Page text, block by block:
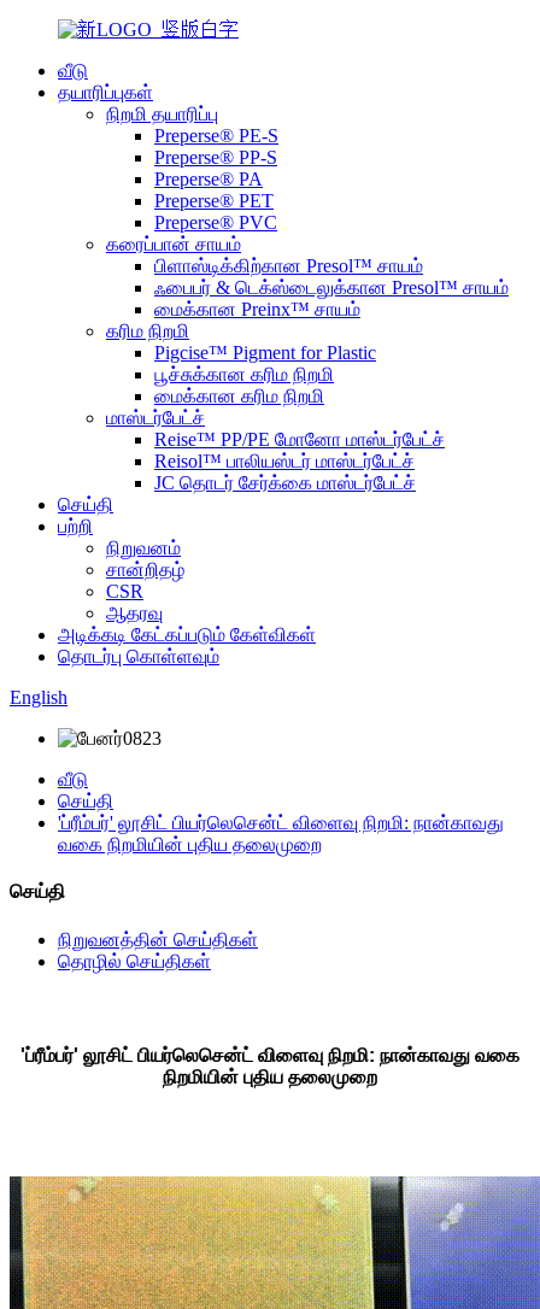
வீடு
தயாரிப்புகள்
நிறமி தயாரிப்பு
Preperse® PE-S
Preperse® PP-S
Preperse® PA
Preperse® PET
Preperse® PVC
கரைப்பான் சாயம்
பிளாஸ்டிக்கிற்கான Presol™ சாயம்
ஃபைபர் & டெக்ஸ்டைலுக்கான Presol™ சாயம்
மைக்கான Preinx™ சாயம்
கரிம நிறமி
Pigcise™ Pigment for Plastic
பூச்சுக்கான கரிம நிறமி
மைக்கான கரிம நிறமி
மாஸ்டர்பேட்ச்
Reise™ PP/PE மோனோ மாஸ்டர்பேட்ச்
Reisol™ பாலியஸ்டர் மாஸ்டர்பேட்ச்
JC தொடர் சேர்க்கை மாஸ்டர்பேட்ச்
செய்தி
பற்றி
நிறுவனம்
சான்றிதழ்
CSR
ஆதரவு
அடிக்கடி கேட்கப்படும் கேள்விகள்
தொடர்பு கொள்ளவும்
English
வீடு
செய்தி
'ப்ரீம்பர்' லூசிட் பியர்லெசென்ட் விளைவு நிறமி: நான்காவது
வகை நிறமியின் புதிய தலைமுறை
செய்தி
நிறுவனத்தின் செய்திகள்
தொழில் செய்திகள்
'ப்ரீம்பர்' லூசிட் பியர்லெசென்ட் விளைவு நிறமி: நான்காவது வகை
நிறமியின் புதிய தலைமுறை